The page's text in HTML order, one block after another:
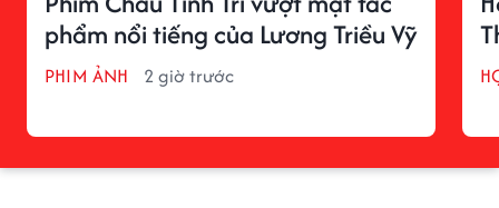
phẩm nổi tiếng của Lương Triều Vỹ
PHIM ẢNH 2 giờ trước